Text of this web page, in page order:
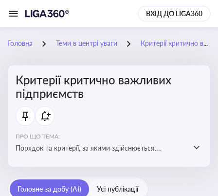
ВХІД ДО LIGA360
Головна Теми в центрі уваги Критерії критично важливих підприємств
Критерії критично важливих
підприємств
ПРО ЩО ТЕМА:
Порядок та критерії, за якими здійснюється
Головне за добу (AI) Усі публікації